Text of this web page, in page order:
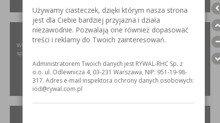
XIRIS.PL
Wysoce wyspecjalizowane kamery spawalnicze do badania jakości
spoin spawalniczych
ZOBACZ
Używamy ciasteczek, dzięki którym nasza strona
jest dla Ciebie bardziej przyjazna i działa
niezawodnie. Pozwalają one również dopasować
treści i reklamy do Twoich zainteresowań.
Administratorem Twoich danych jest RYWAL-RHC Sp. z
o.o. ul. Odlewnicza 4, 03-231 Warszawa, NIP: 951-19-98-
317. Adres e-mail inspektora ochrony danych osobowych:
iod@rywal.com.pl